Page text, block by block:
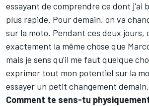
essayant de comprendre ce dont j'ai
plus rapide. Pour demain, on va
sur la moto. Pendant ces deux jours,
exactement la même chose que
mais je sens qu'il me faut quelque
exprimer tout mon potentiel sur la
essayer un petit changement demain.
Comment te sens-tu